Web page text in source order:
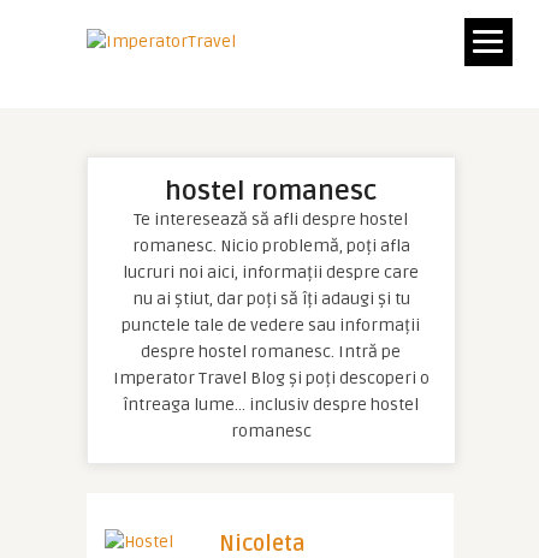
hostel romanesc
Te interesează să afli despre hostel
romanesc. Nicio problemă, poți afla
lucruri noi aici, informații despre care
nu ai știut, dar poți să îți adaugi și tu
punctele tale de vedere sau informații
despre hostel romanesc. Intră pe
Imperator Travel Blog și poți descoperi o
întreaga lume… inclusiv despre hostel
romanesc
Nicoleta